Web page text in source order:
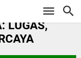
LUGAS,